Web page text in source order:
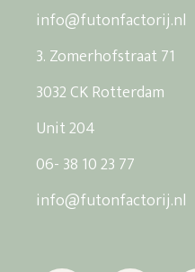
info@futonfactorij.nl
3. Zomerhofstraat 71
3032 CK Rotterdam
Unit 204
06- 38 10 23 77
info@futonfactorij.nl